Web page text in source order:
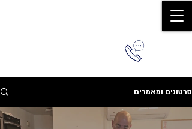
סרטונים ומאמרים